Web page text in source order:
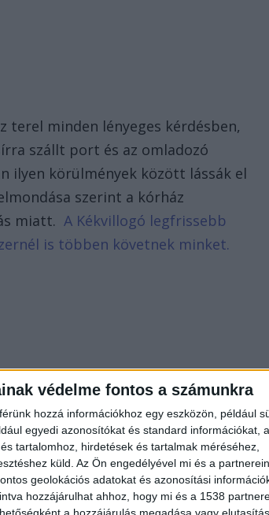
védelme fontos a számunkra
hozzá információkhoz egy eszközön, például
egyedi azonosítókat és standard információkat,
tartalomhoz, hirdetések és tartalmak méréséhez,
küld. Az Ön engedélyével mi és a
geolokációs adatokat és azonosítási
hozzájárulhat ahhoz, hogy mi és a 1538
terel minden lényeges kérdésben,
szállt port és az omladozó
ilyen körülmények között lássák el
szerint a kórház
miatt.A Kékvillogó legfrissebb
is többen követnek minket.